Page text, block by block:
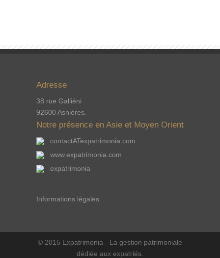
Adresse
38 rue Galliéni
92600 Asnières.
Notre présence en Asie et Moyen Orient
contactATexpatrimonia.com
www.expatrimonia.com
expatrimonia
Informations légales
© 2015 Expatrimonia - La gestion patrimoniale
dédiée aux expatriés.